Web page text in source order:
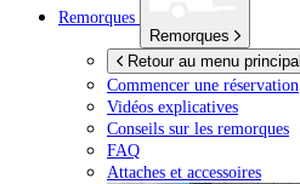
Remorques
Remorques
Retour au menu principal
Commencer une réservation
Vidéos explicatives
Conseils sur les remorques
FAQ
Attaches et accessoires